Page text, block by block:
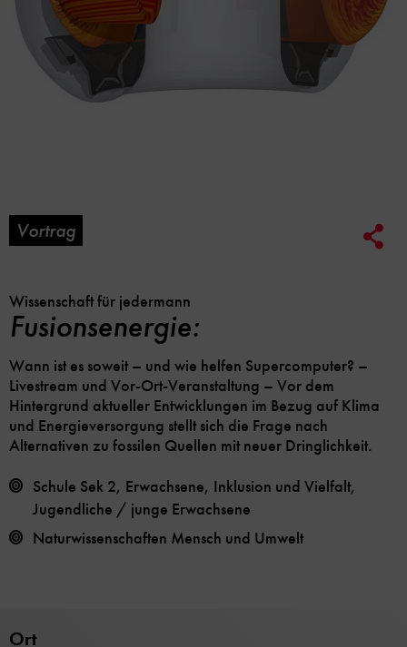
Vortrag
Wissenschaft für jedermann
Fusionsenergie:
Wann ist es soweit – und wie helfen Supercomputer? –
Livestream und Vor-Ort-Veranstaltung – Vor dem
Hintergrund aktueller Entwicklungen im Bezug auf Klima
und Energieversorgung stellt sich die Frage nach
Alternativen zu fossilen Quellen mit neuer Dringlichkeit.
Schule Sek 2, Erwachsene, Inklusion und Vielfalt,
Jugendliche / junge Erwachsene
Naturwissenschaften Mensch und Umwelt
Ort